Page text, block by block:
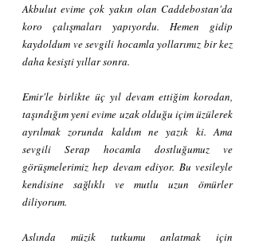
Akbulut evime çok yakın olan Caddebostan'da
koro çalışmaları yapıyordu. Hemen gidip
kaydoldum ve sevgili hocamla yollarımız bir kez
daha kesişti yıllar sonra.
Emir'le birlikte üç yıl devam ettiğim korodan,
taşındığım yeni evime uzak olduğu içim üzülerek
ayrılmak zorunda kaldım ne yazık ki. Ama
sevgili Serap hocamla dostluğumuz ve
görüşmelerimiz hep devam ediyor. Bu vesileyle
kendisine sağlıklı ve mutlu uzun ömürler
diliyorum.
Aslında müzik tutkumu anlatmak için